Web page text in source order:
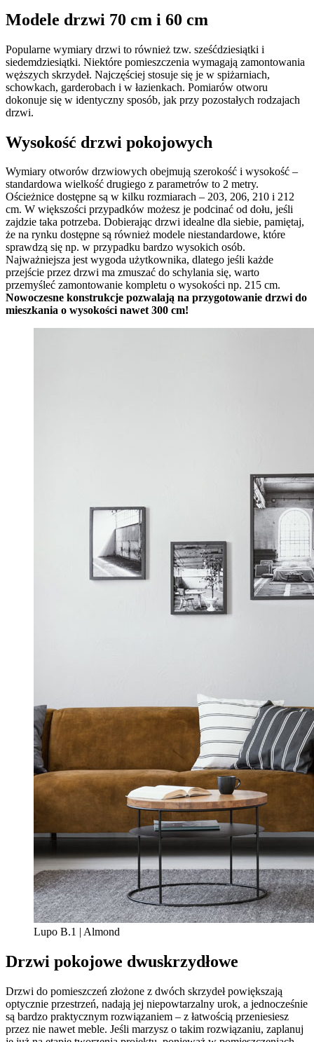
Modele drzwi 70 cm i 60 cm
Popularne wymiary drzwi to również tzw. sześćdziesiątki i
siedemdziesiątki. Niektóre pomieszczenia wymagają zamontowania
węższych skrzydeł. Najczęściej stosuje się je w spiżarniach,
schowkach, garderobach i w łazienkach. Pomiarów otworu
dokonuje się w identyczny sposób, jak przy pozostałych rodzajach
drzwi.
Wysokość drzwi pokojowych
Wymiary otworów drzwiowych obejmują szerokość i wysokość –
standardowa wielkość drugiego z parametrów to 2 metry.
Ościeżnice dostępne są w kilku rozmiarach – 203, 206, 210 i 212
cm. W większości przypadków możesz je podcinać od dołu, jeśli
zajdzie taka potrzeba. Dobierając drzwi idealne dla siebie, pamiętaj,
że na rynku dostępne są również modele niestandardowe, które
sprawdzą się np. w przypadku bardzo wysokich osób.
Najważniejsza jest wygoda użytkownika, dlatego jeśli każde
przejście przez drzwi ma zmuszać do schylania się, warto
przemyśleć zamontowanie kompletu o wysokości np. 215 cm.
Nowoczesne konstrukcje pozwalają na przygotowanie drzwi do
mieszkania o wysokości nawet 300 cm!
Lupo B.1 | Almond
Drzwi pokojowe dwuskrzydłowe
Drzwi do pomieszczeń złożone z dwóch skrzydeł powiększają
optycznie przestrzeń, nadają jej niepowtarzalny urok, a jednocześnie
są bardzo praktycznym rozwiązaniem – z łatwością przeniesiesz
przez nie nawet meble. Jeśli marzysz o takim rozwiązaniu, zaplanuj